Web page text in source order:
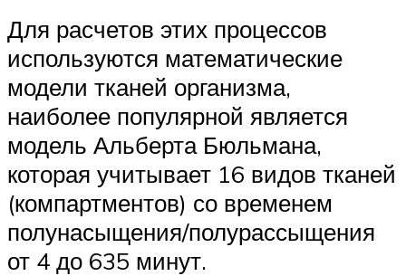
Для расчетов этих процессов
используются математические
модели тканей организма,
наиболее популярной является
модель Альберта Бюльмана,
которая учитывает 16 видов тканей
(компартментов) со временем
полунасыщения/полурассыщения
от 4 до 635 минут.